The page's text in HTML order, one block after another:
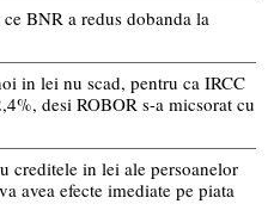
BNR a redus dobanda la
in lei nu scad, pentru ca IRCC
desi ROBOR s-a micsorat cu
creditele in lei ale persoanelor
avea efecte imediate pe piata